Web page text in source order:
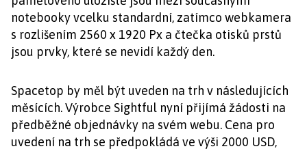
notebooky vcelku standardní, zatímco webkamera
s rozlišením 2560 x 1920 Px a čtečka otisků prstů
jsou prvky, které se nevidí každý den.
Spacetop by měl být uveden na trh v následujících
měsících. Výrobce Sightful nyní přijímá žádosti na
předběžné objednávky na svém webu. Cena pro
uvedení na trh se předpokládá ve výši 2000 USD,